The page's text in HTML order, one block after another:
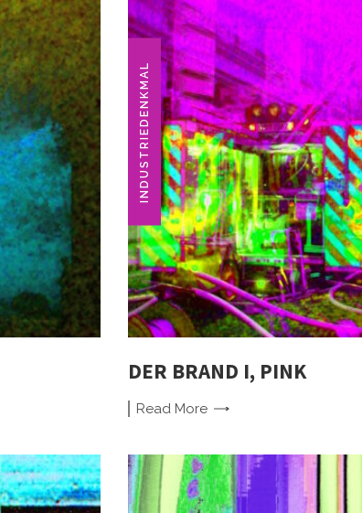
INDUSTRIEDENKMAL
DER BRAND I, PINK
Read More